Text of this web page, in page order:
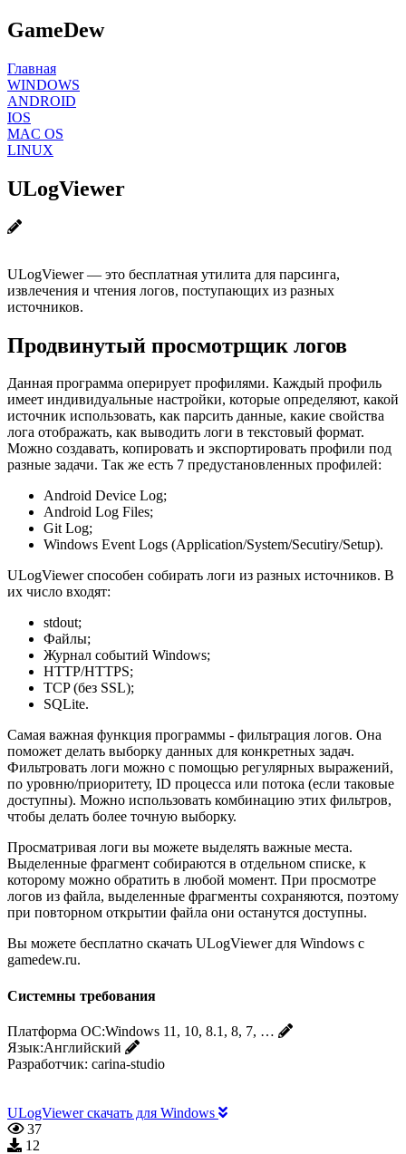
GameDew
Главная
WINDOWS
ANDROID
IOS
MAC OS
LINUX
ULogViewer
ULogViewer — это бесплатная утилита для парсинга,
извлечения и чтения логов, поступающих из разных
источников.
Продвинутый просмотрщик логов
Данная программа оперирует профилями. Каждый профиль
имеет индивидуальные настройки, которые определяют, какой
источник использовать, как парсить данные, какие свойства
лога отображать, как выводить логи в текстовый формат.
Можно создавать, копировать и экспортировать профили под
разные задачи. Так же есть 7 предустановленных профилей:
Android Device Log;
Android Log Files;
Git Log;
Windows Event Logs (Application/System/Secutiry/Setup).
ULogViewer способен собирать логи из разных источников. В
их число входят:
stdout;
Файлы;
Журнал событий Windows;
HTTP/HTTPS;
TCP (без SSL);
SQLite.
Самая важная функция программы - фильтрация логов. Она
поможет делать выборку данных для конкретных задач.
Фильтровать логи можно с помощью регулярных выражений,
по уровню/приоритету, ID процесса или потока (если таковые
доступны). Можно использовать комбинацию этих фильтров,
чтобы делать более точную выборку.
Просматривая логи вы можете выделять важные места.
Выделенные фрагмент собираются в отдельном списке, к
которому можно обратить в любой момент. При просмотре
логов из файла, выделенные фрагменты сохраняются, поэтому
при повторном открытии файла они останутся доступны.
Вы можете бесплатно скачать ULogViewer для Windows с
gamedew.ru.
Системны требования
Платформа ОС:Windows 11, 10, 8.1, 8, 7, …
Язык:Английский
Разработчик: carina-studio
ULogViewer скачать для Windows
37
12